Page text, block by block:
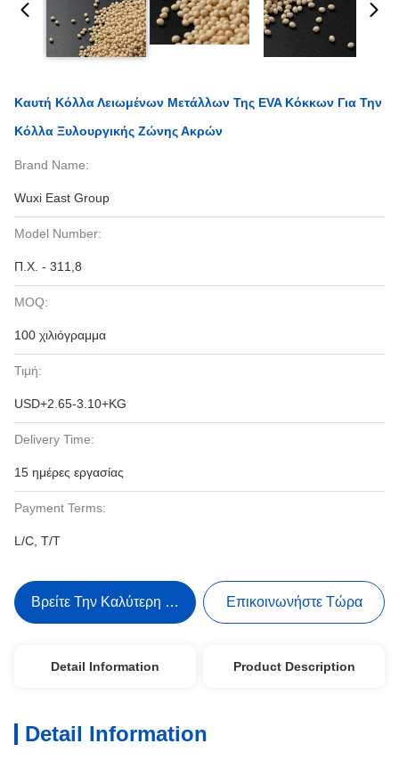
Καυτή Κόλλα Λειωμένων Μετάλλων Της EVA Κόκκων Για Την
Κόλλα Ξυλουργικής Ζώνης Ακρών
Brand Name:
Wuxi East Group
Model Number:
Π.Χ. - 311,8
MOQ:
100 χιλιόγραμμα
Τιμή:
USD+2.65-3.10+KG
Delivery Time:
15 ημέρες εργασίας
Payment Terms:
L/C, T/T
Βρείτε Την Καλύτερη Τιμή Επικοινωνήστε Τώρα
Detail Information Product Description
Detail Information